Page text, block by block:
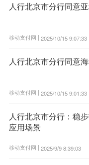
人行北京市分行同意
移动支付网 | 2025/10/15 9:07:33
人行北京市分行同意
移动支付网 | 2025/10/15 9:01:33
人行北京市分行：稳
应用场景
移动支付网 | 2025/9/9 8:39:03